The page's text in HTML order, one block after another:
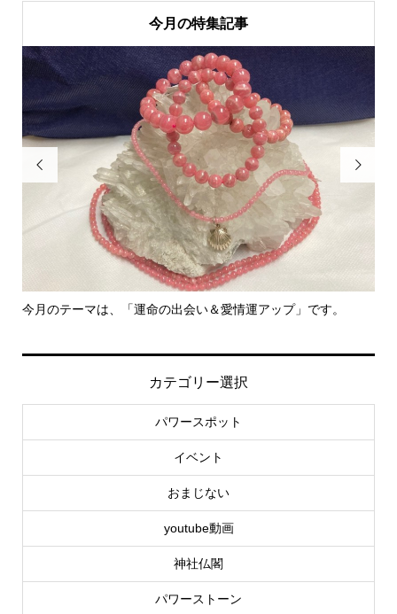
今月の特集記事

会い＆愛情運アップ」です。 里親さん募集中！

カテゴリー選択
パワースポット
イベント
おまじない
youtube動画
神社仏閣
パワーストーン